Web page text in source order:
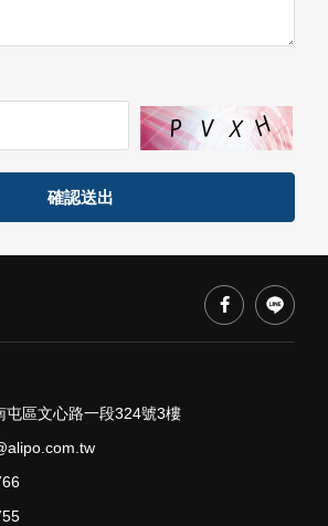
確認送出
屯區文心路一段324號3樓